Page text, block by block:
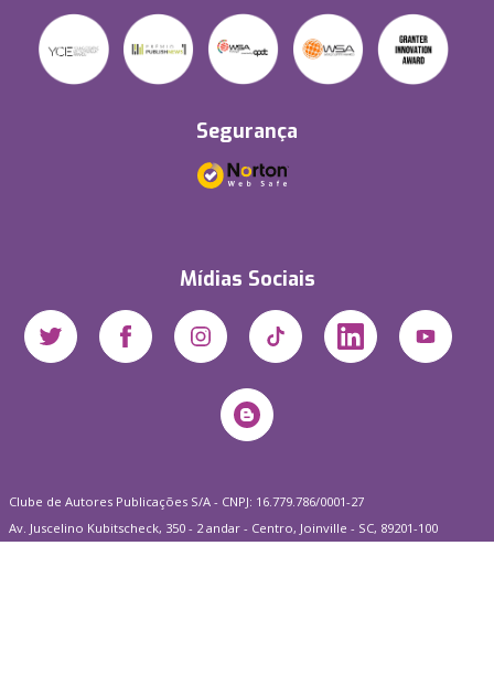
Segurança
Mídias Sociais
Clube de Autores Publicações S/A - CNPJ: 16.779.786/0001-27
Av. Juscelino Kubitscheck, 350 - 2 andar - Centro, Joinville - SC, 89201-100